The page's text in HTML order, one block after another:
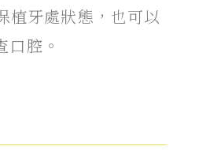
植牙處狀態，也可以
口腔。